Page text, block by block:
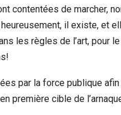
contentées de marcher,
il existe, et
les règles de l’art, pour
par la force publique
première cible de